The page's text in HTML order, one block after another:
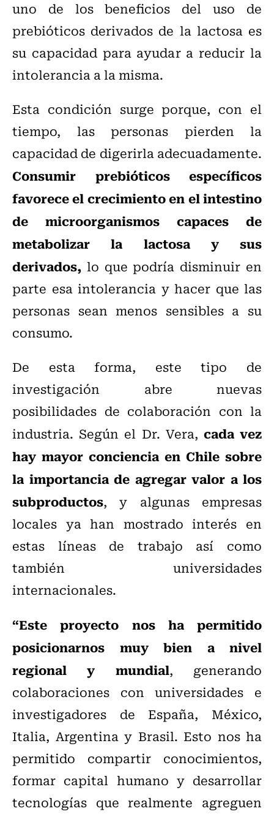
uno de los beneficios del uso de
prebióticos derivados de la lactosa es
su capacidad para ayudar a reducir la
intolerancia a la misma.
Esta condición surge porque, con el
tiempo, las personas pierden la
capacidad de digerirla adecuadamente.
Consumir prebióticos específicos
favorece el crecimiento en el intestino
de microorganismos capaces de
metabolizar la lactosa y sus
derivados, lo que podría disminuir en
parte esa intolerancia y hacer que las
personas sean menos sensibles a su
consumo.
De esta forma, este tipo de
investigación abre nuevas
posibilidades de colaboración con la
industria. Según el Dr. Vera, cada vez
hay mayor conciencia en Chile sobre
la importancia de agregar valor a los
subproductos, y algunas empresas
locales ya han mostrado interés en
estas líneas de trabajo así como
también universidades
internacionales.
“Este proyecto nos ha permitido
posicionarnos muy bien a nivel
regional y mundial, generando
colaboraciones con universidades e
investigadores de España, México,
Italia, Argentina y Brasil. Esto nos ha
permitido compartir conocimientos,
formar capital humano y desarrollar
tecnologías que realmente agreguen